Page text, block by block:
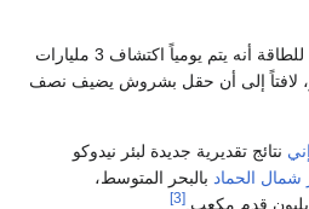
وأوضح عضو المجلس العالمى للطاقة أنه يتم يومياً اكتشاف 3 مليارات
لافتاً إلى أن حقل بشروش يضيف نصف
إني نتائج تقديرية جديدة لبئر نيدوكو
شمال الحماد بالبحر المتوسط،
[3]